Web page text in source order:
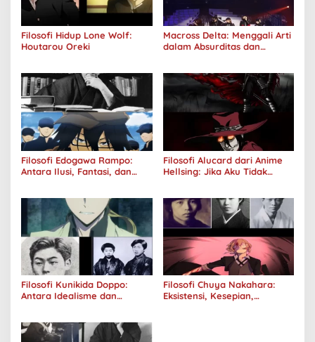
Filosofi Hidup Lone Wolf:
Houtarou Oreki
Macross Delta: Menggali Arti
dalam Absurditas dan
Filosofi Edogawa Rampo:
Antara Ilusi, Fantasi, dan
Filosofi Alucard dari Anime
Hellsing: Jika Aku Tidak
Filosofi Kunikida Doppo:
Antara Idealisme dan
Filosofi Chuya Nakahara:
Eksistensi, Kesepian,